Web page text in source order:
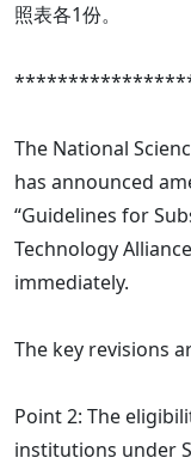
照表各1份。
The National
has announced
“Guidelines for
Technology
immediately.
The key revisions
Point 2: The
institutions under